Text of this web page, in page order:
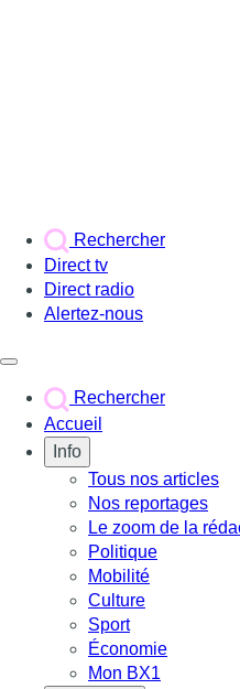
Rechercher
Direct tv
Direct radio
Alertez-nous
Rechercher
Accueil
Info
Tous nos articles
Nos reportages
Le zoom de la
Politique
Mobilité
Culture
Sport
Économie
Mon BX1